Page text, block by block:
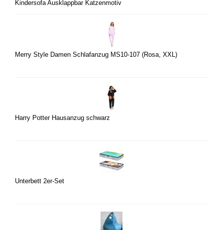
Kindersofa Ausklappbar Katzenmotiv
Merry Style Damen Schlafanzug MS10-107 (Rosa, XXL)
Harry Potter Hausanzug schwarz
Unterbett 2er-Set